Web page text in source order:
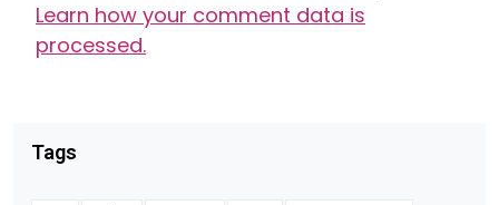
Learn how your comment data is
processed.
Tags